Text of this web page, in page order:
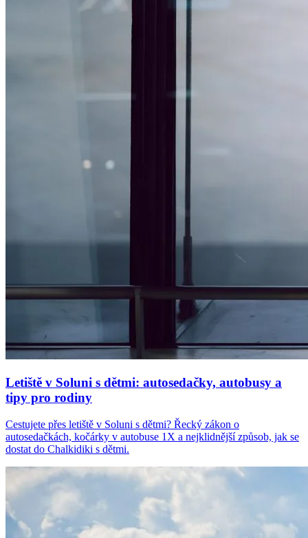
Letiště v Soluni s dětmi: autosedačky, autobusy a
tipy pro rodiny
Cestujete přes letiště v Soluni s dětmi? Řecký zákon o
autosedačkách, kočárky v autobuse 1X a nejklidnější způsob, jak se
dostat do Chalkidiki s dětmi.